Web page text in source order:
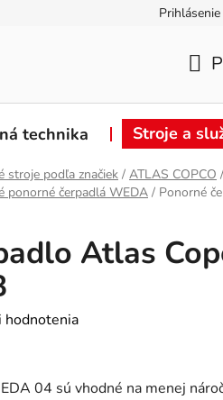
Záručné
Prihlásenie
technika Stroje a
stroje podľa značiek / ATLAS COPCO /
ponorné čerpadlá WEDA / Ponorné
Atlas
hodnotenia
04 sú vhodné na menej